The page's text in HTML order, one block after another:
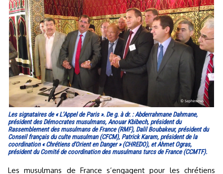
Les signataires de « L’Appel de Paris ». De g. à dr. : Abderrahmane Dahmane,
président des Démocrates musulmans, Anouar Kbibech, président du
Rassemblement des musulmans de France (RMF), Dalil Boubakeur, président du
Conseil français du culte musulman (CFCM), Patrick Karam, président de la
coordination « Chrétiens d'Orient en Danger » (CHREDO), et Ahmet Ogras,
président du Comité de coordination des musulmans turcs de France (CCMTF).
Les musulmans de France s’engagent pour les chrétiens